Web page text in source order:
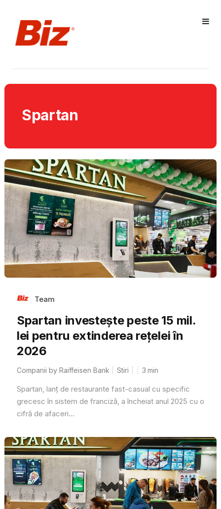
Spartan
Team
Spartan investește peste 15 mil.
lei pentru extinderea rețelei în
2026
Companii by Raiffeisen Bank Stiri 3 min
Spartan, lanț de restaurante fast-casual cu specific
grecesc în sistem de franciză, a încheiat anul 2025 cu o
cifră de afaceri...